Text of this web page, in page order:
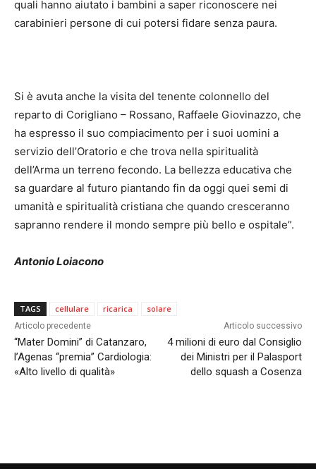
quali hanno aiutato i bambini a saper riconoscere nei
carabinieri persone di cui potersi fidare senza paura.
Si è avuta anche la visita del tenente colonnello del
reparto di Corigliano – Rossano, Raffaele Giovinazzo, che
ha espresso il suo compiacimento per i suoi uomini a
servizio dell’Oratorio e che trova nella spiritualità
dell’Arma un terreno fecondo. La bellezza educativa che
sa guardare al futuro piantando fin da oggi quei semi di
umanità e spiritualità cristiana che quando cresceranno
sapranno rendere il mondo sempre più bello e ospitale”.
Antonio Loiacono
TAGS cellulare ricarica solare
Articolo precedente
“Mater Domini” di Catanzaro,
l’Agenas “premia” Cardiologia:
«Alto livello di qualità»
Articolo successivo
4 milioni di euro dal Consiglio
dei Ministri per il Palasport
dello squash a Cosenza